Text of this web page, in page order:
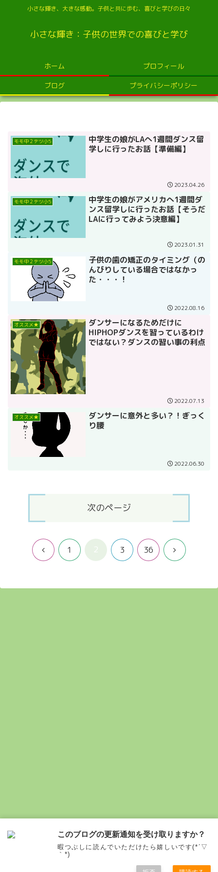
小さな輝き、大きな感動。子供と共に歩む、喜びと学びの日々
小さな輝き：子供の世界での喜びと学び
ホーム プロフィール
ブログ プライバシーポリシー
モモ中２テツ小5
中学生の娘がLAへ1週間ダンス留
学しに行ったお話【準備編】
2023.04.26
モモ中２テツ小5
中学生の娘がアメリカへ1週間ダ
ンス留学しに行ったお話【そうだ
LAに行ってみよう決意編】
2023.01.31
モモ中２テツ小5
子供の歯の矯正のタイミング（の
んびりしている場合ではなかっ
た・・・！
2022.08.16
オススメ★
ダンサーになるためだけに
HIPHOPダンスを習っているわけ
ではない？ダンスの習い事の利点
2022.07.13
オススメ★
ダンサーに意外と多い？！ぎっく
り腰
2022.06.30
次のページ
前
1 2 3 36
次
小さな輝き：子供の世界での喜びと学び
このブログの更新通知を受け取りますか？
暇つぶしに読んでいただけたら嬉しいです(*´▽
｀*)